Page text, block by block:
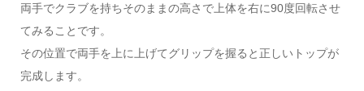
両手でクラブを持ちそのままの高さで上体を右に90度回転させ
てみることです。
その位置で両手を上に上げてグリップを握ると正しいトップが
完成します。